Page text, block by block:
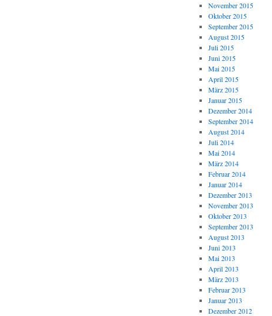
November 2015
Oktober 2015
September 2015
August 2015
Juli 2015
Juni 2015
Mai 2015
April 2015
März 2015
Januar 2015
Dezember 2014
September 2014
August 2014
Juli 2014
Mai 2014
März 2014
Februar 2014
Januar 2014
Dezember 2013
November 2013
Oktober 2013
September 2013
August 2013
Juni 2013
Mai 2013
April 2013
März 2013
Februar 2013
Januar 2013
Dezember 2012